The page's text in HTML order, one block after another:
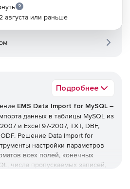
Подробнее
EMS Data Import for MySQL –
данных в таблицы MySQL из
и Excel 97-2007, TXT, DBF,
ODF. Решение Data Import for
настройки параметров
всех полей, конечных
числа пропускаемых записей,
августа или раньше